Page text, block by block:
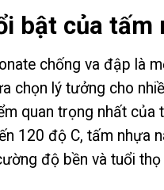
bật của tấm
chống va đập là
chọn lý tưởng cho
quan trọng nhất của
120 độ C, tấm nhựa
độ bền và tuổi